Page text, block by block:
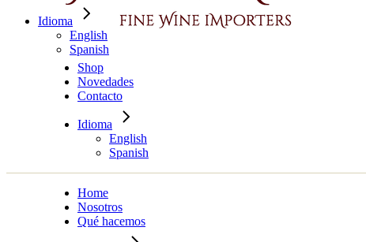
Shop
Novedades
Contacto
Idioma
English
Spanish
Home
Nosotros
Qué hacemos
Idioma
English
Spanish